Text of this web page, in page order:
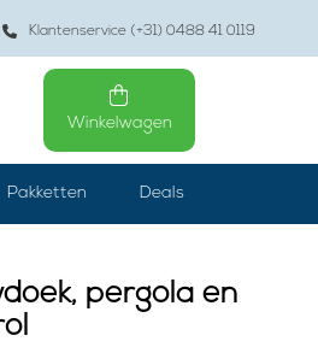
Klantenservice (+31) 0488 41 0119
Winkelwagen
Pakketten Deals
pergola en